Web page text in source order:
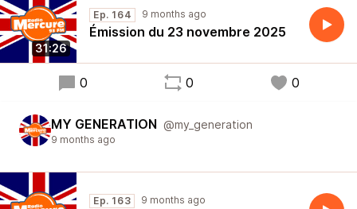
31:26
Ep. 164 9 months ago
Émission du 23 novembre 2025
0 0 0
MY GENERATION @my_generation
9 months ago
Ep. 163 9 months ago